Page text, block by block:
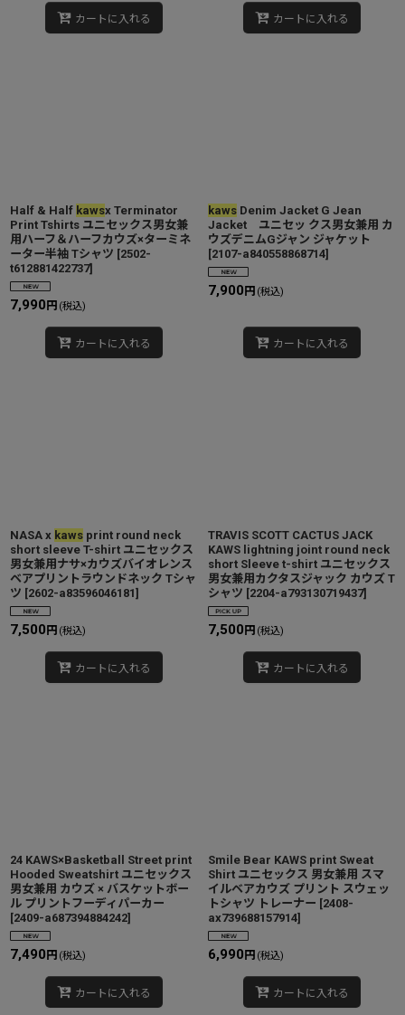
カートに入れる カートに入れる
Half & Half kawsx Terminator
Print Tshirts ユニセックス男女兼
用ハーフ＆ハーフカウズ×ターミネ
ーター半袖 Tシャツ [2502-
t612881422737]
7,990 円 (税込)
カートに入れる
kaws Denim Jacket G Jean
Jacket ユニセッ クス男女兼用 カ
ウズデニムGジャン ジャケット
[2107-a840558868714]
7,900 円 (税込)
カートに入れる
NASA x kaws print round neck
short sleeve T-shirt ユニセックス
男女兼用ナサ×カウズバイオレンス
ベアプリントラウンドネック Tシャ
ツ [2602-a83596046181]
7,500 円 (税込)
カートに入れる
TRAVIS SCOTT CACTUS JACK
KAWS lightning joint round neck
short Sleeve t-shirt ユニセックス
男女兼用カクタスジャック カウズ T
シャツ [2204-a793130719437]
7,500 円 (税込)
カートに入れる
24 KAWS×Basketball Street print
Hooded Sweatshirt ユニセックス
男女兼用 カウズ × バスケットボー
ル プリントフーディパーカー
[2409-a687394884242]
7,490 円 (税込)
カートに入れる
Smile Bear KAWS print Sweat
Shirt ユニセックス 男女兼用 スマ
イルベアカウズ プリント スウェッ
トシャツ トレーナー [2408-
ax739688157914]
6,990 円 (税込)
カートに入れる